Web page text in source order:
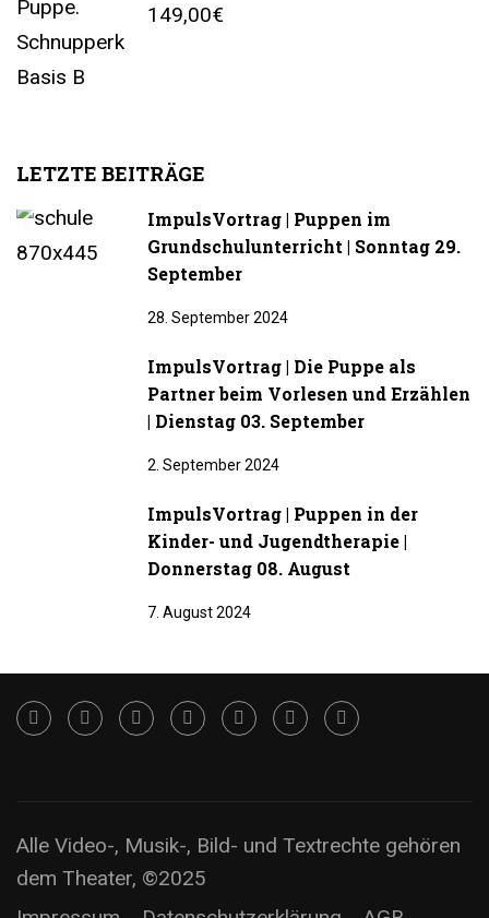
149,00€
LETZTE BEITRÄGE
ImpulsVortrag | Puppen im
Grundschulunterricht | Sonntag 29.
September
28. September 2024
ImpulsVortrag | Die Puppe als
Partner beim Vorlesen und Erzählen
| Dienstag 03. September
2. September 2024
ImpulsVortrag | Puppen in der
Kinder- und Jugendtherapie |
Donnerstag 08. August
7. August 2024
Alle Video-, Musik-, Bild- und Textrechte gehören
dem Theater, ©2025